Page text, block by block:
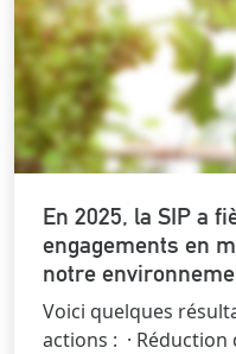
En 2025, la SIP a
engagements en
notre
Voici quelques
actions : · Réduction